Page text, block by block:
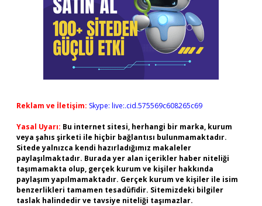
Reklam ve İletişim: Skype: live:.cid.575569c608265c69
Yasal Uyarı: Bu internet sitesi, herhangi bir marka, kurum
veya şahıs şirketi ile hiçbir bağlantısı bulunmamaktadır.
Sitede yalnızca kendi hazırladığımız makaleler
paylaşılmaktadır. Burada yer alan içerikler haber niteliği
taşımamakta olup, gerçek kurum ve kişiler hakkında
paylaşım yapılmamaktadır. Gerçek kurum ve kişiler ile isim
benzerlikleri tamamen tesadüfidir. Sitemizdeki bilgiler
taslak halindedir ve tavsiye niteliği taşımazlar.